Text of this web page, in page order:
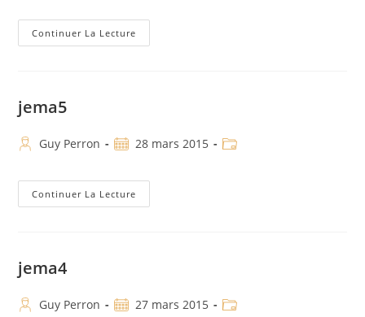
Continuer La Lecture
jema5
Guy Perron 28 mars 2015
Continuer La Lecture
jema4
Guy Perron 27 mars 2015